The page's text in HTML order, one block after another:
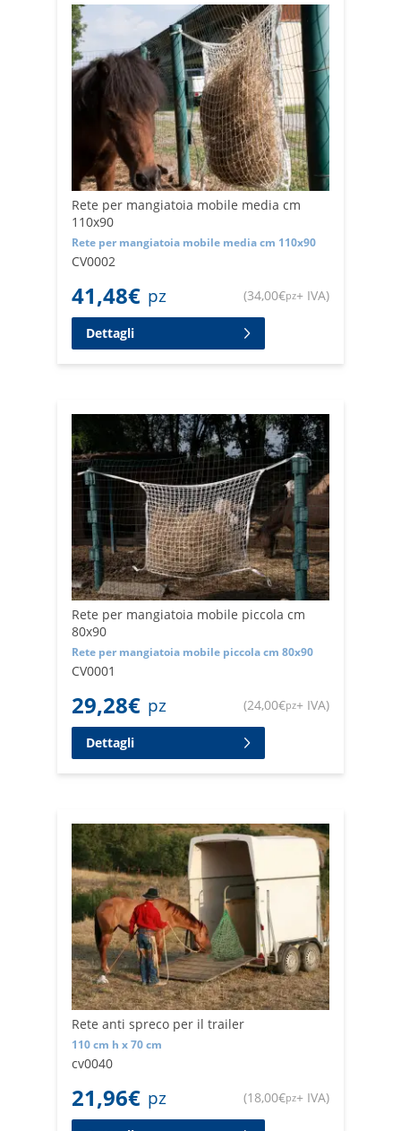
Rete per mangiatoia mobile media cm
110x90
Rete per mangiatoia mobile media cm 110x90
CV0002
41,48€ pz (34,00€pz+ IVA)
Dettagli
Rete per mangiatoia mobile piccola cm
80x90
Rete per mangiatoia mobile piccola cm 80x90
CV0001
29,28€ pz (24,00€pz+ IVA)
Dettagli
Rete anti spreco per il trailer
110 cm h x 70 cm
cv0040
21,96€ pz (18,00€pz+ IVA)